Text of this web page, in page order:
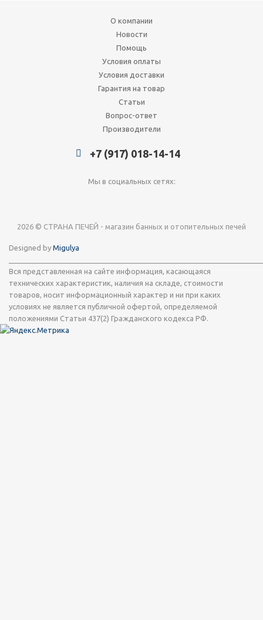
О компании
Новости
Помощь
Условия оплаты
Условия доставки
Гарантия на товар
Статьи
Вопрос-ответ
Производители
+7 (917) 018-14-14
Мы в социальных сетях:
2026 © СТРАНА ПЕЧЕЙ - магазин банных и отопительных печей
Designed by Migulya
Вся представленная на сайте информация, касающаяся
технических характеристик, наличия на складе, стоимости
товаров, носит информационный характер и ни при каких
условиях не является публичной офертой, определяемой
положениями Статьи 437(2) Гражданского кодекса РФ.